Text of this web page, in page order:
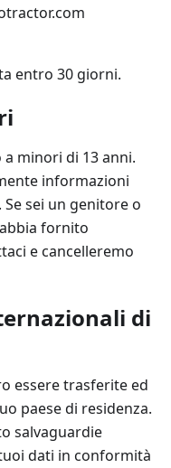
entro 30 giorni.
minori di 13 anni.
informazioni
sei un genitore o
fornito
e cancelleremo
di
essere trasferite ed
paese di residenza.
salvaguardie
dati in conformità